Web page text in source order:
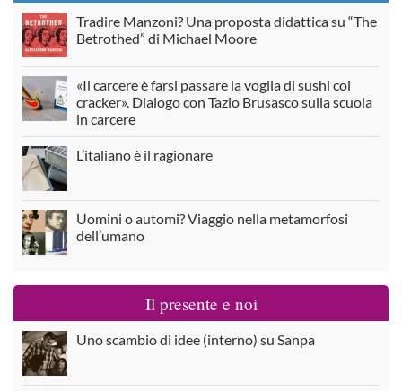
Tradire Manzoni? Una proposta didattica su “The
Betrothed” di Michael Moore
«Il carcere è farsi passare la voglia di sushi coi
cracker». Dialogo con Tazio Brusasco sulla scuola
in carcere
L’italiano è il ragionare
Uomini o automi? Viaggio nella metamorfosi
dell’umano
Il presente e noi
Uno scambio di idee (interno) su Sanpa